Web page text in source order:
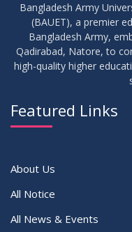
17
JUN 2026
Notice on
Students
Bangladesh Army
(BAUET), a premier
Bangladesh Army,
Qadirabad, Natore, to
high-quality higher
Featured Links
About Us
All Notice
All News & Events